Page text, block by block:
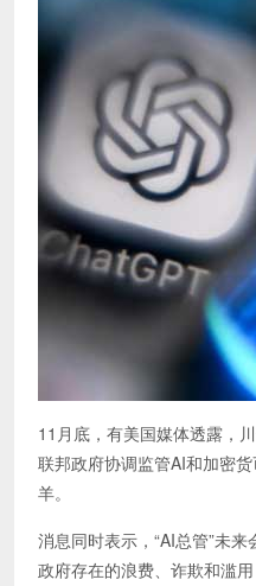
11月底，有美国媒体透露，
联邦政府协调监管AI和加密
羊。
消息同时表示，“AI总管”未
政府存在的浪费、诈欺和滥